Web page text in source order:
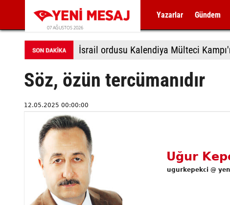
07 AĞUSTOS 2026
Yazarlar Gündem
İsrail ordusu Kalendiya Mülteci
Söz, özün tercümanıdır
12.05.2025 00:00:00
Uğur
ugurkepekci @